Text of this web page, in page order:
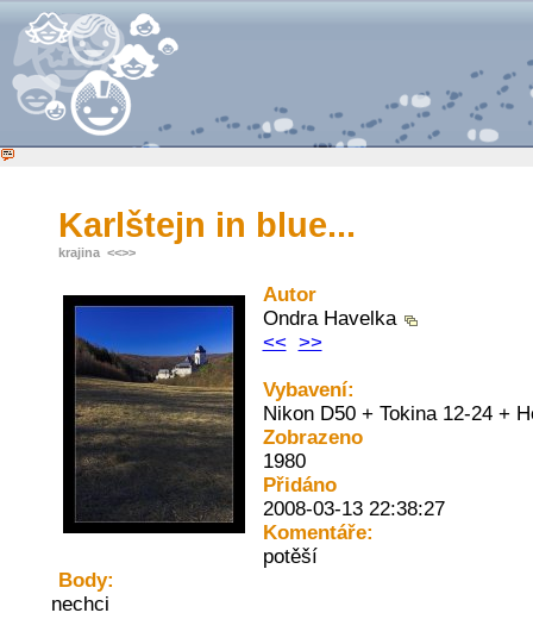
Karlštejn in blue...
krajina <<>>
Autor
Ondra Havelka
<< >>
Vybavení:
Nikon D50 + Tokina 12-24 +
Zobrazeno
1980
Přidáno
2008-03-13 22:38:27
Komentáře:
potěší
Body:
nechci